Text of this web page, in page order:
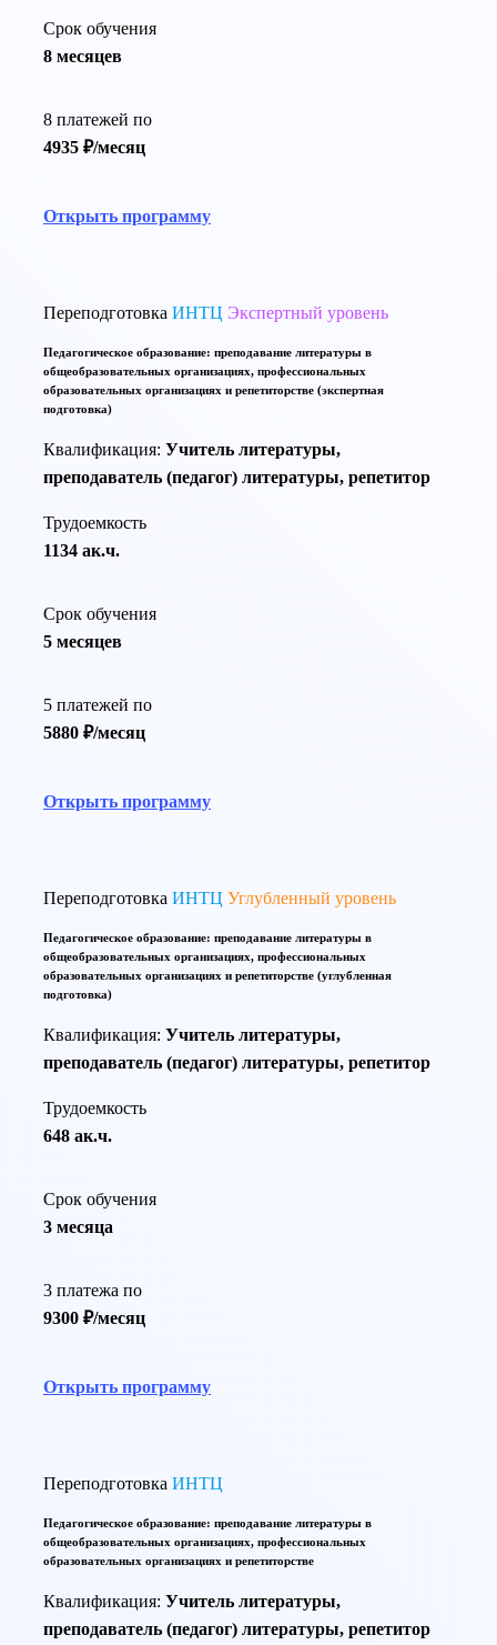
Срок обучения
8 месяцев
8 платежей по
4935 ₽/месяц
Открыть программу
Переподготовка ИНТЦ Экспертный уровень
Педагогическое образование: преподавание литературы в
общеобразовательных организациях, профессиональных
образовательных организациях и репетиторстве (экспертная
подготовка)
Квалификация: Учитель литературы,
преподаватель (педагог) литературы, репетитор
Трудоемкость
1134 ак.ч.
Срок обучения
5 месяцев
5 платежей по
5880 ₽/месяц
Открыть программу
Переподготовка ИНТЦ Углубленный уровень
Педагогическое образование: преподавание литературы в
общеобразовательных организациях, профессиональных
образовательных организациях и репетиторстве (углубленная
подготовка)
Квалификация: Учитель литературы,
преподаватель (педагог) литературы, репетитор
Трудоемкость
648 ак.ч.
Срок обучения
3 месяца
3 платежа по
9300 ₽/месяц
Открыть программу
Переподготовка ИНТЦ
Педагогическое образование: преподавание литературы в
общеобразовательных организациях, профессиональных
образовательных организациях и репетиторстве
Квалификация: Учитель литературы,
преподаватель (педагог) литературы, репетитор